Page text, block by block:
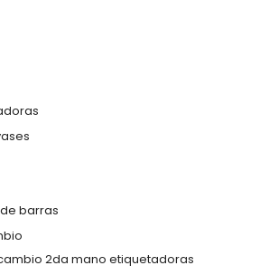
barras
2da mano etiquetadoras